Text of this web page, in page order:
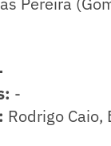
-
Rodrigo Caio,